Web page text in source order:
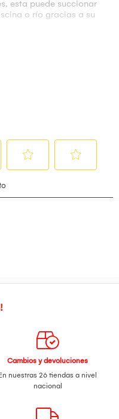
esta puede succionar
o río gracias a su
de jardín.
a electricidad.
dispensador de jabón
de pulverización (0°,
Cambios y devoluciones
nuestras 26 tiendas a nivel
nacional